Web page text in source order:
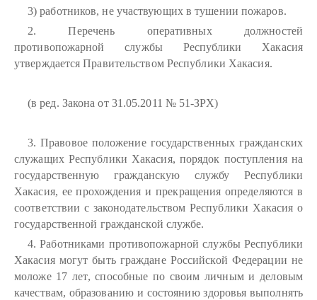
3) работников, не участвующих в тушении пожаров.
2. Перечень оперативных должностей
противопожарной службы Республики Хакасия
утверждается Правительством Республики Хакасия.
(в ред. Закона от 31.05.2011 № 51-ЗРХ)
3. Правовое положение государственных гражданских
служащих Республики Хакасия, порядок поступления на
государственную гражданскую службу Республики
Хакасия, ее прохождения и прекращения определяются в
соответствии с законодательством Республики Хакасия о
государственной гражданской службе.
4. Работниками противопожарной службы Республики
Хакасия могут быть граждане Российской Федерации не
моложе 17 лет, способные по своим личным и деловым
качествам, образованию и состоянию здоровья выполнять